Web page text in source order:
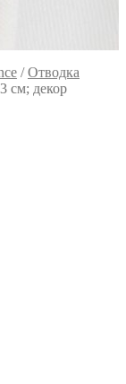
/Отводка
см; декор